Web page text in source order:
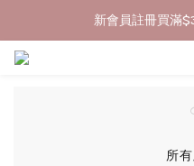
🔥買
新會員註冊買滿
所